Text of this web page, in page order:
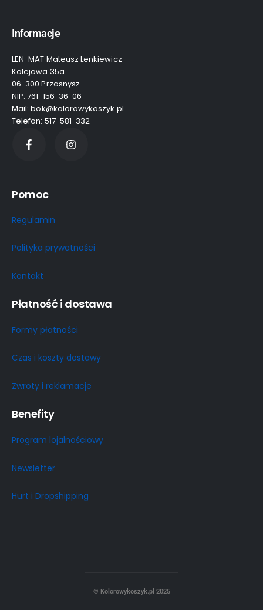
Informacje
LEN-MAT Mateusz Lenkiewicz
Kolejowa 35a
06-300 Przasnysz
NIP: 761-156-36-06
Mail: bok@kolorowykoszyk.pl
Telefon: 517-581-332
Pomoc
Regulamin
Polityka prywatności
Kontakt
Płatność i dostawa
Formy płatności
Czas i koszty dostawy
Zwroty i reklamacje
Benefity
Program lojalnościowy
Newsletter
Hurt i Dropshipping
© Kolorowykoszyk.pl 2025